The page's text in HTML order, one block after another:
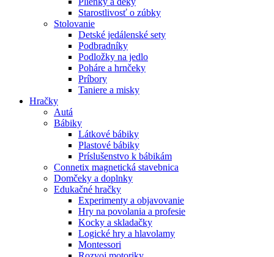
Starostlivosť o zúbky
Stolovanie
Detské jedálenské sety
Podbradníky
Podložky na jedlo
Poháre a hrnčeky
Príbory
Taniere a misky
Hračky
Autá
Bábiky
Látkové bábiky
Plastové bábiky
Príslušenstvo k bábikám
Connetix magnetická stavebnica
Domčeky a doplnky
Edukačné hračky
Experimenty a objavovanie
Hry na povolania a profesie
Kocky a skladačky
Logické hry a hlavolamy
Montessori